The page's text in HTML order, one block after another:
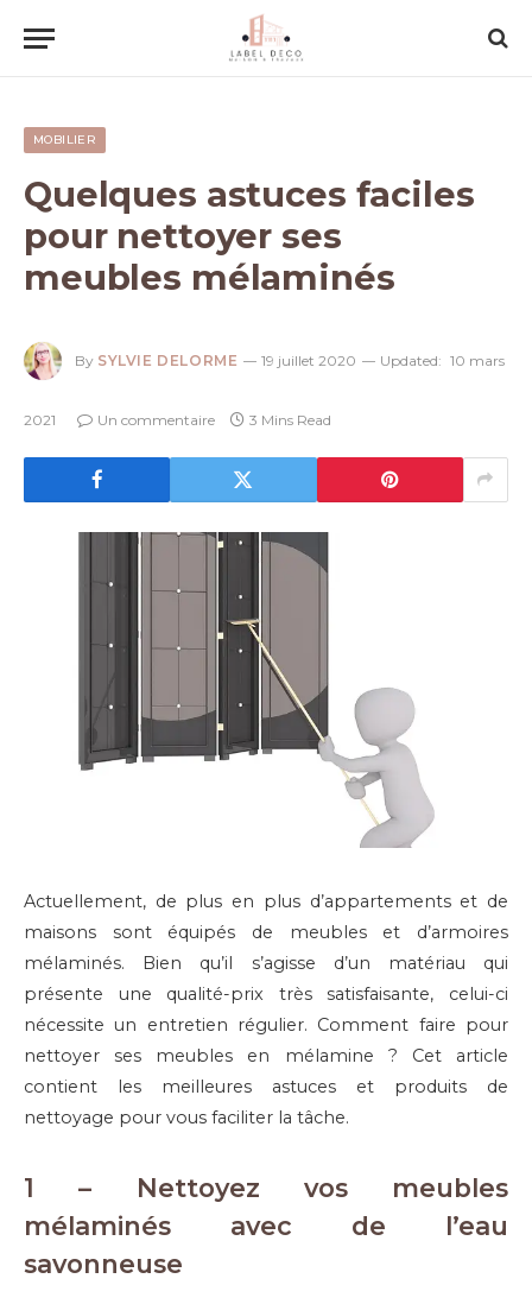
MOBILIER
Quelques astuces faciles
pour nettoyer ses
meubles mélaminés
By SYLVIE DELORME 19 juillet 2020 Updated: 10 mars
2021 Un commentaire 3 Mins Read
Actuellement, de plus en plus d’appartements et de
maisons sont équipés de meubles et d’armoires
mélaminés. Bien qu’il s’agisse d’un matériau qui
présente une qualité-prix très satisfaisante, celui-ci
nécessite un entretien régulier. Comment faire pour
nettoyer ses meubles en mélamine ? Cet article
contient les meilleures astuces et produits de
nettoyage pour vous faciliter la tâche.
1 – Nettoyez vos meubles
mélaminés avec de l’eau
savonneuse